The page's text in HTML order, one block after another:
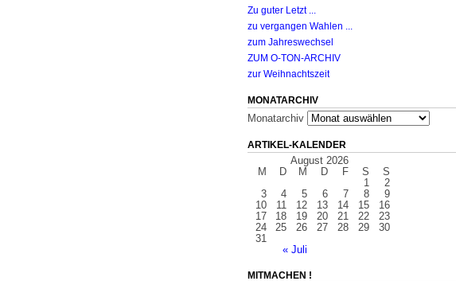
Zu guter Letzt ...
zu vergangen Wahlen ...
zum Jahreswechsel
ZUM O-TON-ARCHIV
zur Weihnachtszeit
MONATARCHIV
Monatarchiv
ARTIKEL-KALENDER
August 2026
M
D M D F S S
« Juli
1
2
3
4 5 6 7 8
9
10
11 12 13 14 15
16
17
18 19 20 21 22
23
24
25 26 27 28 29
30
31
MITMACHEN !